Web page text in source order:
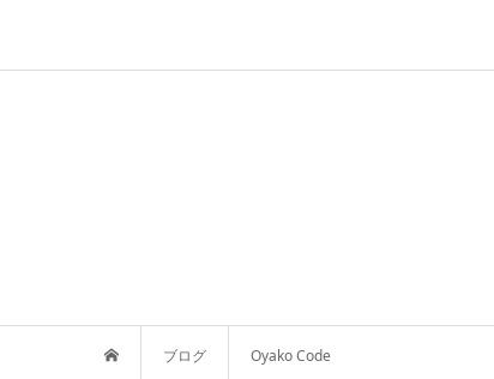
ブログ Oyako Code